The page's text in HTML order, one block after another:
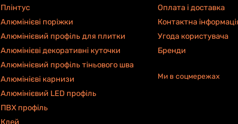
Плінтус
Алюмінієві поріжки
Алюмінієвий профіль для плитки
Алюмінієві декоративні куточки
Алюмінієвий профіль тіньового шва
Алюмінієві карнизи
Алюмінієвий LED профіль
ПВХ профіль
Клей
Оплата і доставка
Контактна
Угода користувача
Бренди
Ми в соцмережах